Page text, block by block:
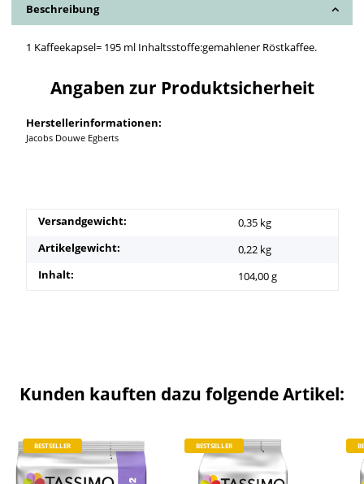
Beschreibung
1 Kaffeekapsel= 195 ml Inhaltsstoffe:gemahlener Röstkaffee.
Angaben zur Produktsicherheit
Herstellerinformationen:
Jacobs Douwe Egberts
Versandgewicht:
0,35 kg
Artikelgewicht:
0,22 kg
Inhalt:
104,00 g
Kunden kauften dazu folgende Artikel:
BESTSELLER BESTSELLER